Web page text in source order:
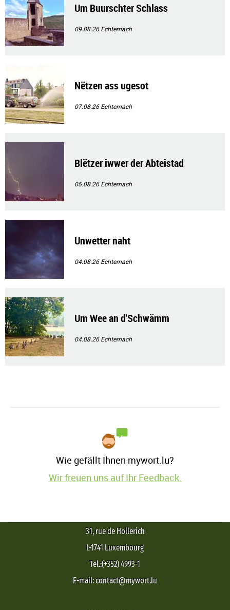
Um Buurschter Schlass
09.08.26Echternach
Nëtzen ass ugesot
07.08.26Echternach
Blëtzer iwwer der Abteistad
05.08.26Echternach
Unwetter naht
04.08.26Echternach
Um Wee an d'Schwämm
04.08.26Echternach
Wie gefällt Ihnen mywort.lu?
Wir freuen uns auf Ihr Feedback.
31, rue de Hollerich
L-1741 Luxembourg
Tel.:(+352) 4993-1
E-mail: contact@mywort.lu